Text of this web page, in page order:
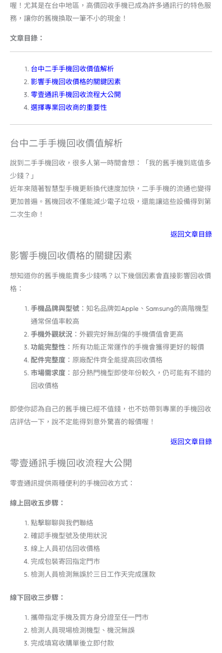
喔！尤其是在台中地區，高價回收手機已成為許多通訊行的特色服
務，讓你的舊機換取一筆不小的現金！
文章目錄：
台中二手手機回收價值解析
影響手機回收價格的關鍵因素
零壹通訊手機回收流程大公開
選擇專業回收商的重要性
台中二手手機回收價值解析
說到二手手機回收，很多人第一時間會想：「我的舊手機到底值多
少錢？」
近年來隨著智慧型手機更新換代速度加快，二手手機的流通也變得
更加普遍。舊機回收不僅能減少電子垃圾，還能讓這些設備得到第
二次生命！
返回文章目錄
影響手機回收價格的關鍵因素
想知道你的舊手機能賣多少錢嗎？以下幾個因素會直接影響回收價
格：
手機品牌與型號 ：知名品牌如Apple、Samsung的高階機型
通常保值率較高
手機外觀狀況 ：外觀完好無刮傷的手機價值會更高
功能完整性 ：所有功能正常運作的手機會獲得更好的報價
配件完整度 ：原廠配件齊全能提高回收價格
市場需求度 ：部分熱門機型即使年份較久，仍可能有不錯的
回收價格
即使你認為自己的舊手機已經不值錢，也不妨帶到專業的手機回收
店評估一下，說不定能得到意外驚喜的報價喔！
返回文章目錄
零壹通訊手機回收流程大公開
零壹通訊提供兩種便利的手機回收方式：
線上回收五步驟：
點擊聊聊與我們聯絡
確認手機型號及使用狀況
線上人員初估回收價格
完成包裝寄回指定門市
檢測人員檢測無誤於三日工作天完成匯款
線下回收三步驟：
攜帶指定手機及買方身分證至任一門市
檢測人員現場檢測機型、機況無誤
完成填寫收購單後立即付款